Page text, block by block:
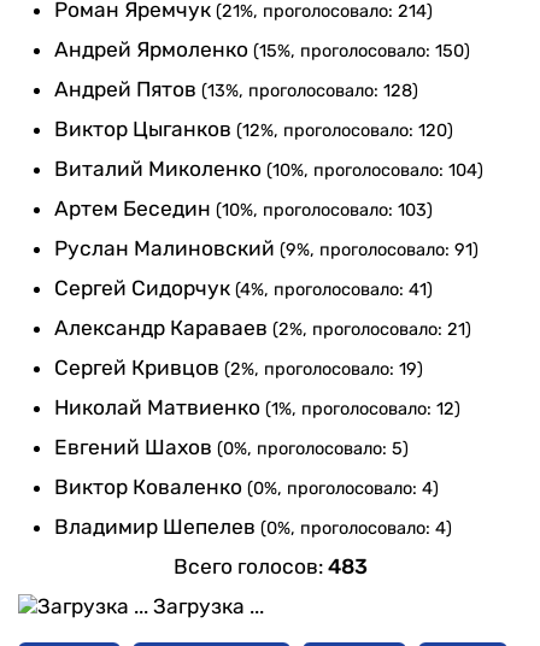
Роман Яремчук (21%, проголосовало: 214)
Андрей Ярмоленко (15%, проголосовало: 150)
Андрей Пятов (13%, проголосовало: 128)
Виктор Цыганков (12%, проголосовало: 120)
Виталий Миколенко (10%, проголосовало: 104)
Артем Беседин (10%, проголосовало: 103)
Руслан Малиновский (9%, проголосовало: 91)
Сергей Сидорчук (4%, проголосовало: 41)
Александр Караваев (2%, проголосовало: 21)
Сергей Кривцов (2%, проголосовало: 19)
Николай Матвиенко (1%, проголосовало: 12)
Евгений Шахов (0%, проголосовало: 5)
Виктор Коваленко (0%, проголосовало: 4)
Владимир Шепелев (0%, проголосовало: 4)
Всего голосов: 483
Загрузка ...